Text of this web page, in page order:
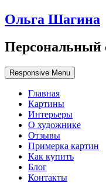
Ольга Шагина
Персональный
Responsive Menu
Главная
Картины
Интерьеры
О художнике
Отзывы
Примерка картин
Как купить
Блог
Контакты